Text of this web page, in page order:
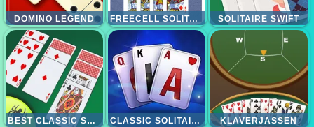
DOMINO LEGEND FREECELL SOLITAIRE TIME SOLITAIRE SWIFT
BEST CLASSIC SOLITAIRE CLASSIC SOLITAIRE BLUE KLAVERJASSEN